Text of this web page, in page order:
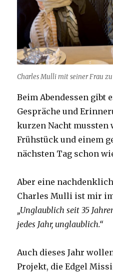
Charles Mulli mit seiner Frau
Beim Abendessen gibt
Gespräche und
kurzen Nacht mussten
Frühstück und einem
nächsten Tag schon
Aber eine
Charles Mulli ist mir
„Unglaublich seit 35
jedes Jahr, unglaublich.“
Auch dieses Jahr
Projekt, die Edgel